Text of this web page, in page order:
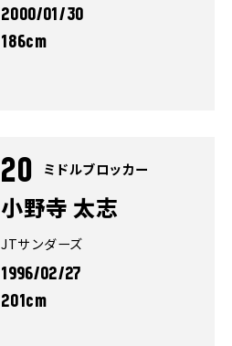
2000/01/30
186cm
20 ミドルブロッカー
小野寺 太志
JTサンダーズ
1996/02/27
201cm